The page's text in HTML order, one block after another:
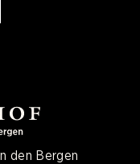
den Bergen